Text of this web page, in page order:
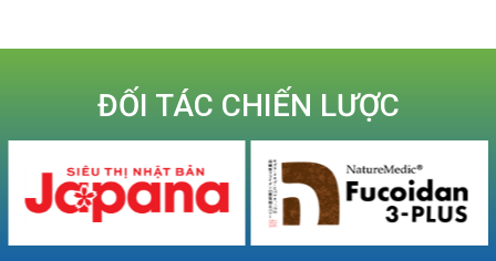
ĐỐI TÁC CHIẾN LƯỢC